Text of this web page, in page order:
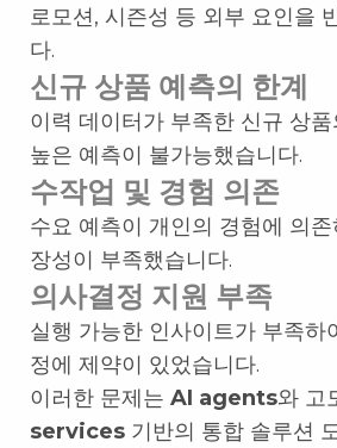
로모션, 시즌성 등 외부 요인을
다.
신규 상품 예측의 한계
이력 데이터가 부족한 신규 상
높은 예측이 불가능했습니다.
수작업 및 경험 의존
수요 예측이 개인의 경험에 의
장성이 부족했습니다.
의사결정 지원 부족
실행 가능한 인사이트가 부족하
정에 제약이 있었습니다.
이러한 문제는 AI agents와 고
services 기반의 통합 솔루션